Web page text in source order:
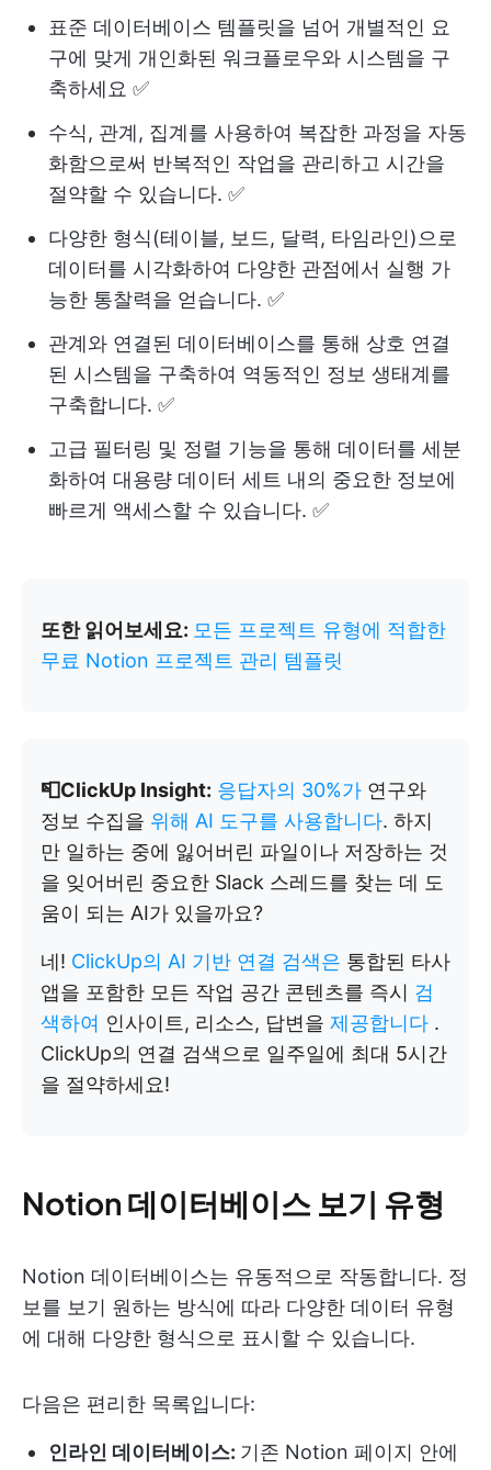
표준 데이터베이스 템플릿을 넘어 개별적인 요
구에 맞게 개인화된 워크플로우와 시스템을 구
축하세요 ✅
수식, 관계, 집계를 사용하여 복잡한 과정을 자동
화함으로써 반복적인 작업을 관리하고 시간을
절약할 수 있습니다. ✅
다양한 형식(테이블, 보드, 달력, 타임라인)으로
데이터를 시각화하여 다양한 관점에서 실행 가
능한 통찰력을 얻습니다. ✅
관계와 연결된 데이터베이스를 통해 상호 연결
된 시스템을 구축하여 역동적인 정보 생태계를
구축합니다. ✅
고급 필터링 및 정렬 기능을 통해 데이터를 세분
화하여 대용량 데이터 세트 내의 중요한 정보에
빠르게 액세스할 수 있습니다. ✅
또한 읽어보세요: 모든 프로젝트 유형에 적합한
무료 Notion 프로젝트 관리 템플릿
📮ClickUp Insight: 응답자의 30%가 연구와
정보 수집을 위해 AI 도구를 사용합니다. 하지
만 일하는 중에 잃어버린 파일이나 저장하는 것
을 잊어버린 중요한 Slack 스레드를 찾는 데 도
움이 되는 AI가 있을까요?
네! ClickUp의 AI 기반 연결 검색은 통합된 타사
앱을 포함한 모든 작업 공간 콘텐츠를 즉시 검
색하여 인사이트, 리소스, 답변을 제공합니다 .
ClickUp의 연결 검색으로 일주일에 최대 5시간
을 절약하세요!
Notion 데이터베이스 보기 유형
Notion 데이터베이스는 유동적으로 작동합니다. 정
보를 보기 원하는 방식에 따라 다양한 데이터 유형
에 대해 다양한 형식으로 표시할 수 있습니다.
다음은 편리한 목록입니다:
인라인 데이터베이스: 기존 Notion 페이지 안에